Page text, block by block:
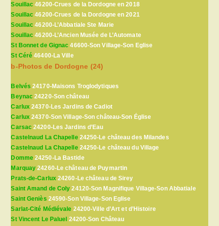
Souillac 46200-Crues de la Dordogne en 2018
Souillac 46200-Crues de la Dordogne en 2021
Souillac 46200-L’Abbatiale Ste Marie
Souillac 46200-L’Ancien Musée de L’Automate
St Bonnet de Gignac 46600-Son Village-Son Eglise
St Céré 46400-La Ville
b-Photos de Dordogne (24)
Belvés 24170-Maisons Troglodytiques
Beynac 24220-Son château
Carlux 24370-Les Jardins de Cadiot
Carlux 24370-Son Village-Son château-Son Église
Carsac 24200-Les Jardins d’Eau
Castelnaud La Chapelle24250-Le château des Milandes
Castelnaud La Chapelle24250-Le château du Village
Domme24250-La Bastide
Marquay 24260-Le château de Puymartin
Prats-de-Carlux24260-Le château de Sirey
Saint Amand de Coly 24120-Son Magnifique Village-Son Abbatiale
Saint Geniès 24590-Son Village-Son Eglise
Sarlat-Cité Médiévale 24200-Ville d’Art et d’Histoire
St Vincent Le Paluel 24200-Son Château